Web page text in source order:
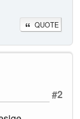
QUOTE
#2